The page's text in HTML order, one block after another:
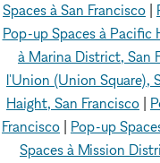
Spaces à San Francisco
Pop-up Spaces à Pacific
à Marina District, San
l'Union (Union Square),
Haight, San Francisco
Francisco
Pop-up
Spaces à Mission